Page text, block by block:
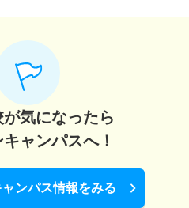
が気になったら
ャンパスへ！
ンパス情報をみる